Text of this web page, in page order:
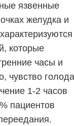
язвенные
желудка и
которые
часы и
чувство голода
1-2 часов
пациентов